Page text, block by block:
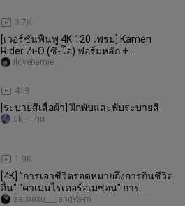
3.7K
[เวอร์ชั่นฟื้นฟู 4K 120 เฟรม] Kamen
Rider Zi-O (ซิ-โอ) ฟอร์มหลัก +
คอลเลคชันท่าพิเศษ!
419
ilovebamie
[ระบายสีเสื้อผ้า] ฝึกพับและพับระบายสี
1.9K
sk___-hu
[4K] "การเอาชีวิตรอดหมายถึงการกินชีวิต
อื่น" "คาเมนไรเดอร์อเมซอน" การ
เปลี่ยนแปลงแบบอเมซอนเต็มรูปแบบ +
zaixiaxu___iangya-m